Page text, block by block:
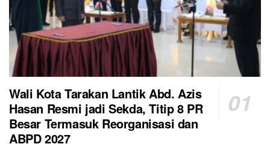
Wali Kota Tarakan Lantik Abd. Azis
Hasan Resmi jadi Sekda, Titip 8 PR
Besar Termasuk Reorganisasi dan
ABPD 2027